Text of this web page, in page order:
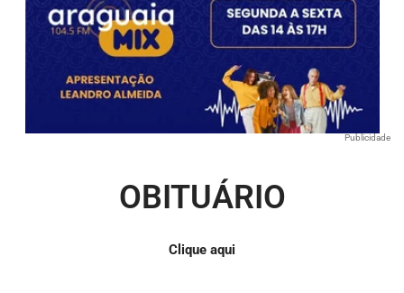
Publicidade
OBITUÁRIO
Clique aqui